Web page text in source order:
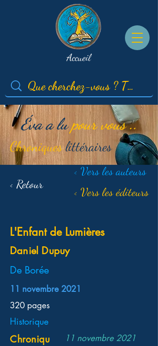
Accueil
Éva a lupour vous ..
Chroniqueslittéraires
< Retour
< Vers les auteurs
< Vers les éditeurs
L'Enfant de Lumières
Daniel Dupuy
De Borée
11 novembre 2021
320 pages
Historique
Chroniqu
11 novembre 2021